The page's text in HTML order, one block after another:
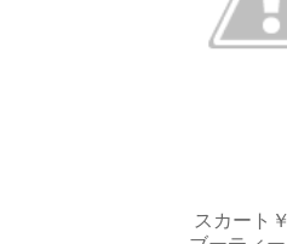
スカート